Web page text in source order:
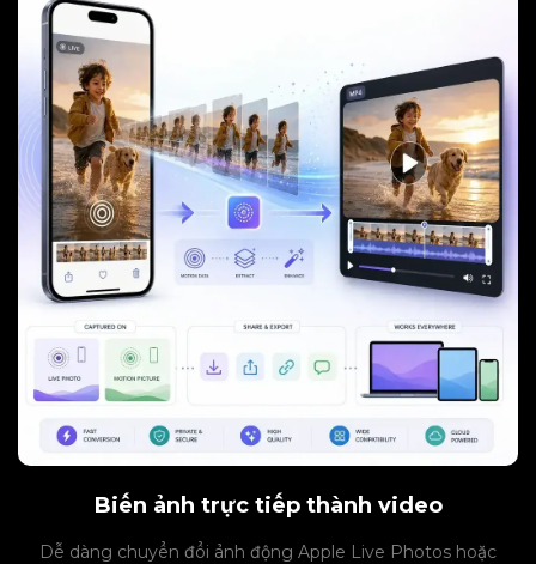
Biến ảnh trực tiếp thành video
Dễ dàng chuyển đổi ảnh động Apple Live Photos hoặc